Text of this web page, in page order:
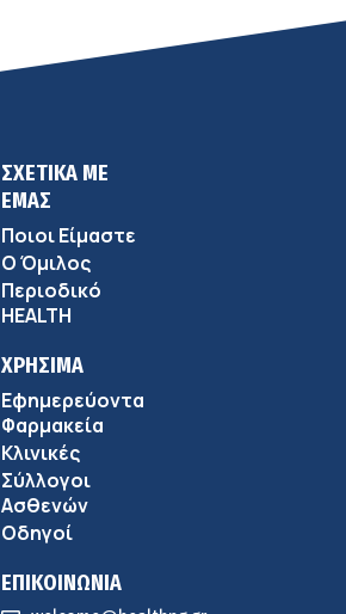
ΣΧΕΤΙΚΑ ΜΕ
ΕΜΑΣ
Ποιοι Είμαστε
Ο Όμιλος
Περιοδικό
HEALTH
ΧΡΗΣΙΜΑ
Εφημερεύοντα
Φαρμακεία
Κλινικές
Σύλλογοι
Ασθενών
Οδηγοί
ΕΠΙΚΟΙΝΩΝΙΑ